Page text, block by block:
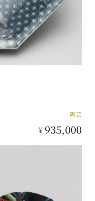
陶芸
¥ 935,000